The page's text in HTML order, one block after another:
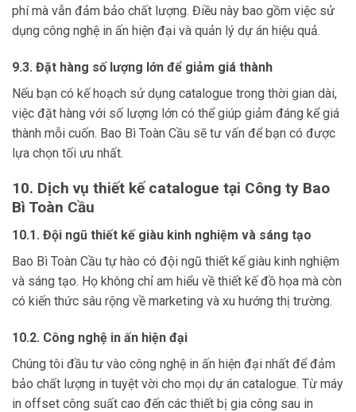
phí mà vẫn đảm bảo chất lượng. Điều này bao gồm việc sử
dụng công nghệ in ấn hiện đại và quản lý dự án hiệu quả.
9.3. Đặt hàng số lượng lớn để giảm giá thành
Nếu bạn có kế hoạch sử dụng catalogue trong thời gian dài,
việc đặt hàng với số lượng lớn có thể giúp giảm đáng kể giá
thành mỗi cuốn. Bao Bì Toàn Cầu sẽ tư vấn để bạn có được
lựa chọn tối ưu nhất.
10. Dịch vụ thiết kế catalogue tại Công ty Bao
Bì Toàn Cầu
10.1. Đội ngũ thiết kế giàu kinh nghiệm và sáng tạo
Bao Bì Toàn Cầu tự hào có đội ngũ thiết kế giàu kinh nghiệm
và sáng tạo. Họ không chỉ am hiểu về thiết kế đồ họa mà còn
có kiến thức sâu rộng về marketing và xu hướng thị trường.
10.2. Công nghệ in ấn hiện đại
Chúng tôi đầu tư vào công nghệ in ấn hiện đại nhất để đảm
bảo chất lượng in tuyệt vời cho mọi dự án catalogue. Từ máy
in offset công suất cao đến các thiết bị gia công sau in